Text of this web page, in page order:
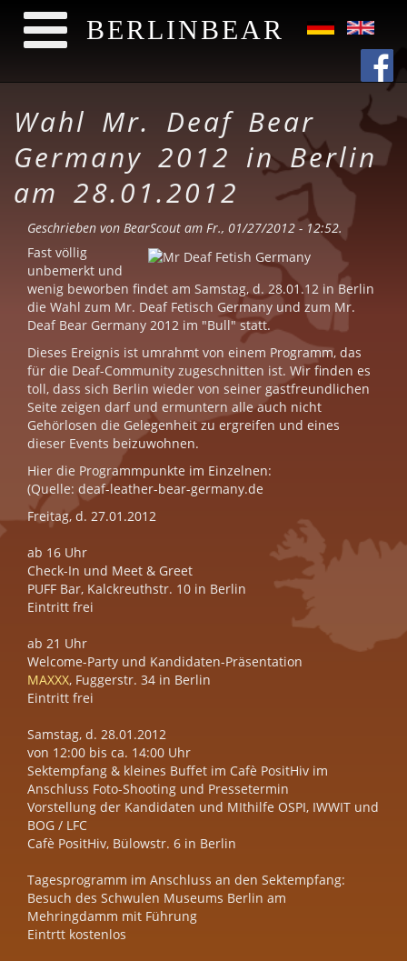
BERLINBEAR
Wahl Mr. Deaf Bear
Germany 2012 in Berlin
am 28.01.2012
Geschrieben von BearScout am Fr., 01/27/2012 - 12:52.
Fast völlig
unbemerkt und
wenig beworben findet am Samstag, d. 28.01.12 in Berlin
die Wahl zum Mr. Deaf Fetisch Germany und zum Mr.
Deaf Bear Germany 2012 im "Bull" statt.
Dieses Ereignis ist umrahmt von einem Programm, das
für die Deaf-Community zugeschnitten ist. Wir finden es
toll, dass sich Berlin wieder von seiner gastfreundlichen
Seite zeigen darf und ermuntern alle auch nicht
Gehörlosen die Gelegenheit zu ergreifen und eines
dieser Events beizuwohnen.
Hier die Programmpunkte im Einzelnen:
(Quelle: deaf-leather-bear-germany.de
Freitag, d. 27.01.2012
ab 16 Uhr
Check-In und Meet & Greet
PUFF Bar, Kalckreuthstr. 10 in Berlin
Eintritt frei
ab 21 Uhr
Welcome-Party und Kandidaten-Präsentation
MAXXX, Fuggerstr. 34 in Berlin
Eintritt frei
Samstag, d. 28.01.2012
von 12:00 bis ca. 14:00 Uhr
Sektempfang & kleines Buffet im Cafè PositHiv im
Anschluss Foto-Shooting und Pressetermin
Vorstellung der Kandidaten und MIthilfe OSPI, IWWIT und
BOG / LFC
Cafè PositHiv, Bülowstr. 6 in Berlin
Tagesprogramm im Anschluss an den Sektempfang:
Besuch des Schwulen Museums Berlin am
Mehringdamm mit Führung
Eintrtt kostenlos